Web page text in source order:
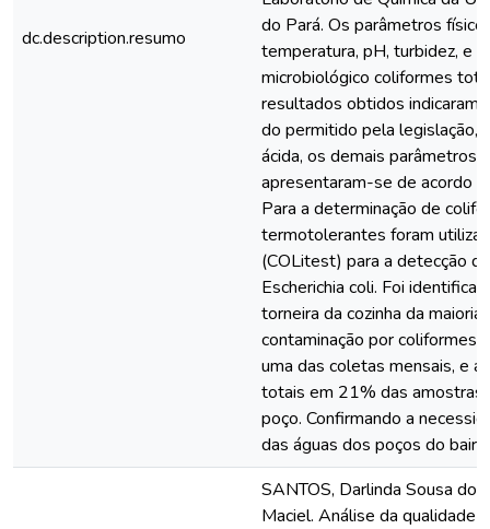
dc.description.resumo
do Pará. Os parâmetros
temperatura, pH, turbidez, e
microbiológico coliformes
resultados obtidos indicaram
do permitido pela legislação,
ácida, os demais parâmetros
apresentaram-se de acordo
Para a determinação de
termotolerantes foram
(COLitest) para a detecção
Escherichia coli. Foi
torneira da cozinha da
contaminação por coliformes
uma das coletas mensais, e
totais em 21% das
poço. Confirmando a
das águas dos poços do
SANTOS, Darlinda Sousa
Maciel. Análise da qualidade